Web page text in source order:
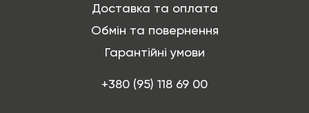
Доставка та оплата
Обмін та повернення
Гарантійні умови
+380 (95) 118 69 00